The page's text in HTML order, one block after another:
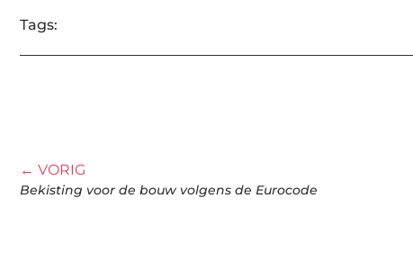
Tags:
← VORIG
Bekisting voor de bouw volgens de Eurocode